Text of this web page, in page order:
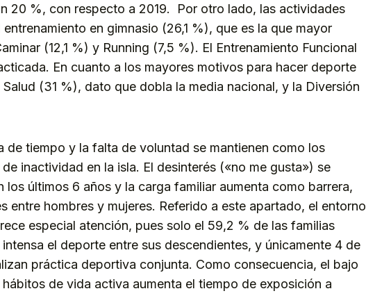
20 %, con respecto a 2019. Por otro lado, las actividades
en gimnasio (26,1 %), que es la que mayor
(12,1 %) y Running (7,5 %). El Entrenamiento Funcional
En cuanto a los mayores motivos para hacer deporte
(31 %), dato que dobla la media nacional, y la Diversión
de tiempo y la falta de voluntad se mantienen como los
inactividad en la isla. El desinterés («no me gusta») se
los últimos 6 años y la carga familiar aumenta como barrera,
entre hombres y mujeres. Referido a este apartado, el entorno
especial atención, pues solo el 59,2 % de las familias
el deporte entre sus descendientes, y únicamente 4 de
práctica deportiva conjunta. Como consecuencia, el bajo
de vida activa aumenta el tiempo de exposición a